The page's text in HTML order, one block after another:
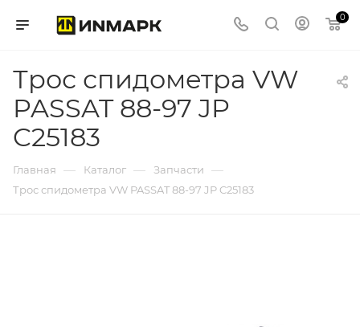
0
Трос спидометра VW
PASSAT 88-97 JP
C25183
Главная — Каталог — Запчасти —
Трос спидометра VW PASSAT 88-97 JP C25183